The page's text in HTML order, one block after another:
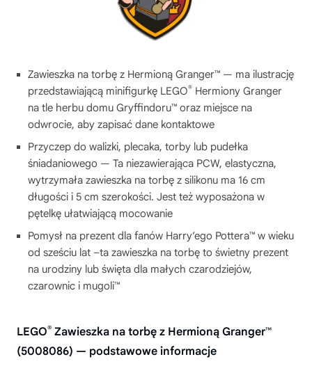
Zawieszka na torbę z Hermioną Granger™ — ma ilustrację
przedstawiającą minifigurkę LEGO® Hermiony Granger
na tle herbu domu Gryffindoru™ oraz miejsce na
odwrocie, aby zapisać dane kontaktowe
Przyczep do walizki, plecaka, torby lub pudełka
śniadaniowego — Ta niezawierająca PCW, elastyczna,
wytrzymała zawieszka na torbę z silikonu ma 16 cm
długości i 5 cm szerokości. Jest też wyposażona w
pętelkę ułatwiającą mocowanie
Pomysł na prezent dla fanów Harry’ego Pottera™ w wieku
od sześciu lat –ta zawieszka na torbę to świetny prezent
na urodziny lub święta dla małych czarodziejów,
czarownic i mugoli™
LEGO® Zawieszka na torbę z Hermioną Granger™
(5008086) — podstawowe informacje